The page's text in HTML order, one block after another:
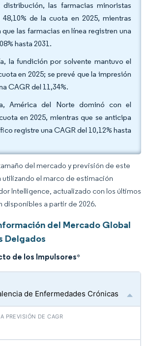
las farmacias minoristas
de la cuota en 2025, mientras
que las farmacias en línea registren una
hasta 2031.
la fundición por solvente mantuvo el
en 2025; se prevé que la impresión
CAGR del 11,34%.
América del Norte dominó con el
en 2025, mientras que se anticipa
registre una CAGR del 10,12% hasta
del mercado y previsión de este
el marco de estimación
Intelligence, actualizado con los últimos
disponibles a partir de 2026.
del Mercado Global
Delgados
de los Impulsores*
de Enfermedades Crónicas